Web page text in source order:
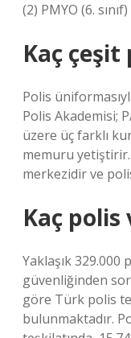
(2) PMYO (6.
Kaç
Polis
Polis Akademisi;
üzere üç farklı
memuru
merkezidir ve
Kaç polis
Yaklaşık 329.000
güvenliğinden
göre Türk polis
bulunmaktadır.